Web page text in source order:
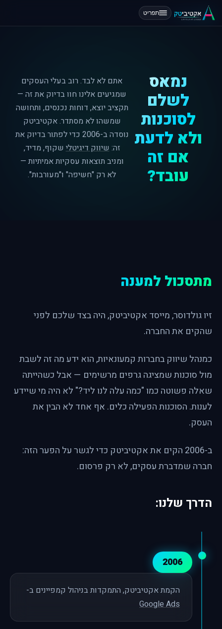
תפריט
נמאס
לשלם
לסוכנות
ולא לדעת
אם זה
עובד?
אתם לא לבד. רוב בעלי העסקים
שמגיעים אלינו חוו בדיוק את זה —
תקציב יוצא, דוחות נכנסים, ותחושה
שמשהו לא מסתדר. אקטיביטק
נוסדה ב-2006 כדי לפתור בדיוק את
זה:שיווק דיגיטלישקוף, מדיד,
ומניב תוצאות עסקיות אמיתיות —
לא רק "חשיפה" ו"מעורבות".
מתסכול למענה
זיו גולדוסר, מייסד אקטיביטק, היה בצד שלכם לפני
שהקים את החברה.
כמנהל שיווק בחברות קמעונאיות, הוא ידע מה זה לשבת
מול סוכנות שמציגה גרפים מרשימים — אבל כשהייתה
שאלה פשוטה כמו "כמה עלה לנו ליד?" לא היה מי שיידע
לענות. הסוכנות הפעילה כלים. אף אחד לא הבין את
העסק.
ב-2006 הקים את אקטיביטק כדי לגשר על הפער הזה:
חברה שמדברת עסקים, לא רק פרסום.
הדרך שלנו:
2006
הקמת אקטיביטק, התמקדות בניהול קמפיינים ב-
Google Ads